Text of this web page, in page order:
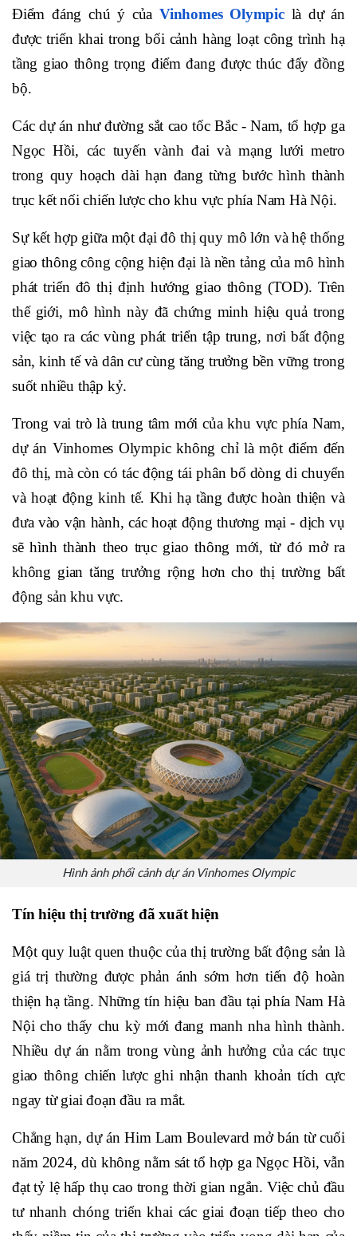
Điểm đáng chú ý của Vinhomes Olympiclà dự án
được triển khai trong bối cảnh hàng loạt công trình hạ
tầng giao thông trọng điểm đang được thúc đẩy đồng
bộ.
Các dự án như đường sắt cao tốc Bắc - Nam, tổ hợp ga
Ngọc Hồi, các tuyến vành đai và mạng lưới metro
trong quy hoạch dài hạn đang từng bước hình thành
trục kết nối chiến lược cho khu vực phía Nam Hà Nội.
Sự kết hợp giữa một đại đô thị quy mô lớn và hệ thống
giao thông công cộng hiện đại là nền tảng của mô hình
phát triển đô thị định hướng giao thông (TOD). Trên
thế giới, mô hình này đã chứng minh hiệu quả trong
việc tạo ra các vùng phát triển tập trung, nơi bất động
sản, kinh tế và dân cư cùng tăng trưởng bền vững trong
suốt nhiều thập kỷ.
Trong vai trò là trung tâm mới của khu vực phía Nam,
dự án Vinhomes Olympic không chỉ là một điểm đến
đô thị, mà còn có tác động tái phân bổ dòng di chuyển
và hoạt động kinh tế. Khi hạ tầng được hoàn thiện và
đưa vào vận hành, các hoạt động thương mại - dịch vụ
sẽ hình thành theo trục giao thông mới, từ đó mở ra
không gian tăng trưởng rộng hơn cho thị trường bất
động sản khu vực.
Hình ảnh phối cảnh dự án Vinhomes Olympic
Tín hiệu thị trường đã xuất hiện
Một quy luật quen thuộc của thị trường bất động sản là
giá trị thường được phản ánh sớm hơn tiến độ hoàn
thiện hạ tầng. Những tín hiệu ban đầu tại phía Nam Hà
Nội cho thấy chu kỳ mới đang manh nha hình thành.
Nhiều dự án nằm trong vùng ảnh hưởng của các trục
giao thông chiến lược ghi nhận thanh khoản tích cực
ngay từ giai đoạn đầu ra mắt.
Chẳng hạn, dự án Him Lam Boulevard mở bán từ cuối
năm 2024, dù không nằm sát tổ hợp ga Ngọc Hồi, vẫn
đạt tỷ lệ hấp thụ cao trong thời gian ngắn. Việc chủ đầu
tư nhanh chóng triển khai các giai đoạn tiếp theo cho